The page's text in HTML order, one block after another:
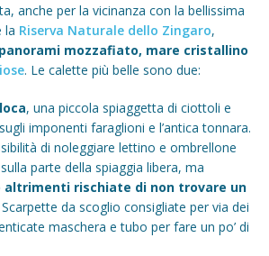
anche per la vicinanza con la bellissima
la Riserva Naturale dello Zingaro,
mozzafiato, mare cristallino
. Le calette più belle sono due:
, una piccola spiaggetta di ciottoli e
imponenti faraglioni e l’antica tonnara.
di noleggiare lettino e ombrellone
parte della spiaggia libera, ma
rischiate di non trovare un
Scarpette da scoglio consigliate per via dei
maschera e tubo per fare un po’ di